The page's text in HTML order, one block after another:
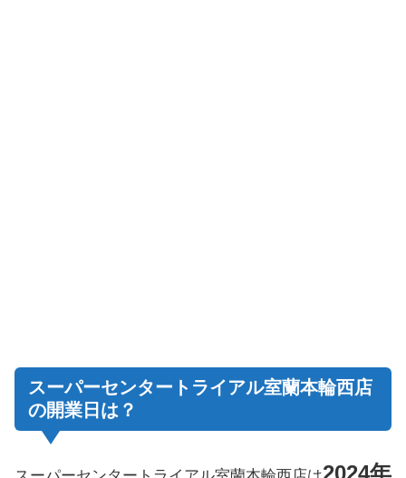
スーパーセンタートライアル室蘭本輪西店
の開業日は？
2024年